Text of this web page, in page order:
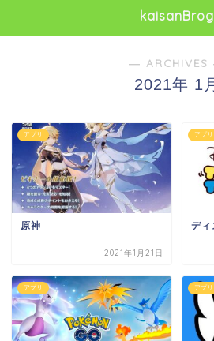
kaisanBrog
―
2021年 1月
アプリ
原神
2021年1月21日
アプリ
ディ
アプリ アプリ